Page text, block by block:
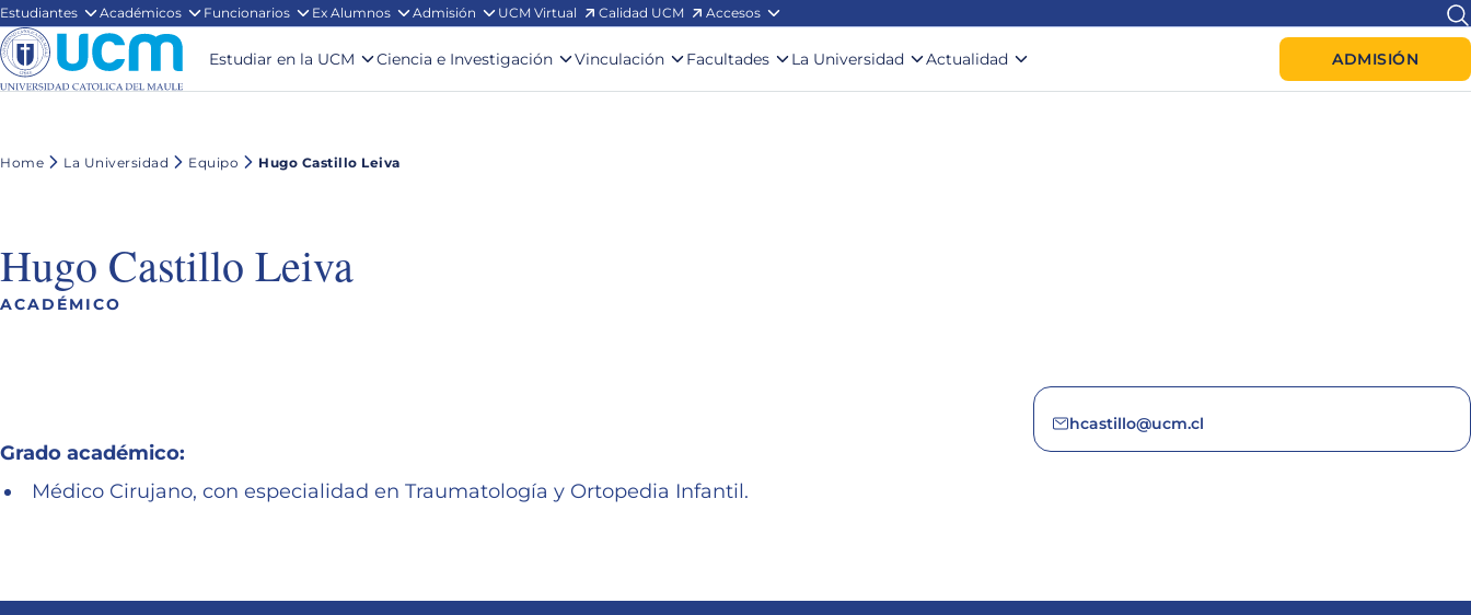
Estudiantes Académicos Funcionarios Ex Alumnos Admisión UCM Virtual Calidad UCM Accesos
Estudiar en la UCM Ciencia e Investigación Vinculación Facultades La Universidad Actualidad ADMISIÓN
Home La Universidad Equipo Hugo Castillo Leiva
Hugo Castillo Leiva
ACADÉMICO
Grado académico:
Médico Cirujano, con especialidad en Traumatología y Ortopedia Infantil.
hcastillo@ucm.cl